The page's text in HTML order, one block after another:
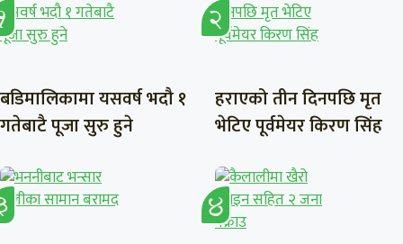
बडिमालिकामा यसवर्ष भदौ १
गतेबाटै पूजा सुरु हुने
हराएको तीन दिनपछि मृत
भेटिए पूर्वमेयर किरण सिंह